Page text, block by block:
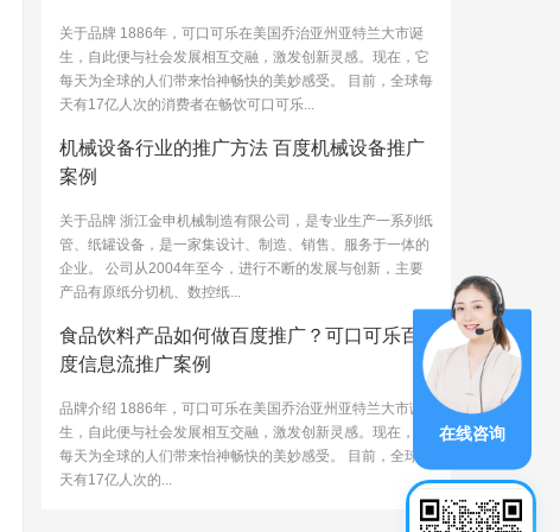
关于品牌 1886年，可口可乐在美国乔治亚州亚特兰大市诞
生，自此便与社会发展相互交融，激发创新灵感。现在，它
每天为全球的人们带来怡神畅快的美妙感受。 目前，全球每
天有17亿人次的消费者在畅饮可口可乐...
机械设备行业的推广方法 百度机械设备推广
案例
关于品牌 浙江金申机械制造有限公司，是专业生产一系列纸
管、纸罐设备，是一家集设计、制造、销售、服务于一体的
企业。 公司从2004年至今，进行不断的发展与创新，主要
产品有原纸分切机、数控纸...
食品饮料产品如何做百度推广？可口可乐百
度信息流推广案例
品牌介绍 1886年，可口可乐在美国乔治亚州亚特兰大市诞
生，自此便与社会发展相互交融，激发创新灵感。现在，它
每天为全球的人们带来怡神畅快的美妙感受。 目前，全球每
天有17亿人次的...
在线咨询